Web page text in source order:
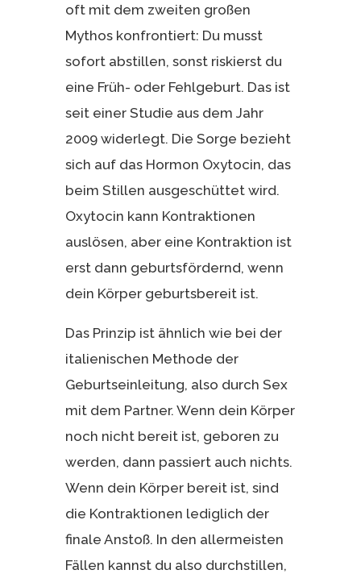
oft mit dem zweiten großen
Mythos konfrontiert: Du musst
sofort abstillen, sonst riskierst du
eine Früh- oder Fehlgeburt. Das ist
seit einer Studie aus dem Jahr
2009 widerlegt. Die Sorge bezieht
sich auf das Hormon Oxytocin, das
beim Stillen ausgeschüttet wird.
Oxytocin kann Kontraktionen
auslösen, aber eine Kontraktion ist
erst dann geburtsfördernd, wenn
dein Körper geburtsbereit ist.
Das Prinzip ist ähnlich wie bei der
italienischen Methode der
Geburtseinleitung, also durch Sex
mit dem Partner. Wenn dein Körper
noch nicht bereit ist, geboren zu
werden, dann passiert auch nichts.
Wenn dein Körper bereit ist, sind
die Kontraktionen lediglich der
finale Anstoß. In den allermeisten
Fällen kannst du also durchstillen,